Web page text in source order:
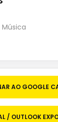
AO GOOGLE
/ OUTLOOK